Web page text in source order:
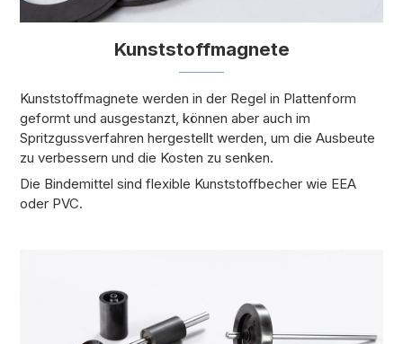
Kunststoffmagnete
Kunststoffmagnete werden in der Regel in Plattenform
geformt und ausgestanzt, können aber auch im
Spritzgussverfahren hergestellt werden, um die Ausbeute
zu verbessern und die Kosten zu senken.
Die Bindemittel sind flexible Kunststoffbecher wie EEA
oder PVC.